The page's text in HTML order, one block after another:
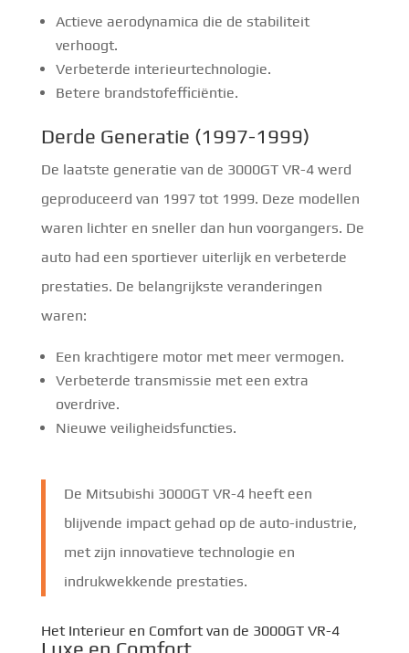
Actieve aerodynamica die de stabiliteit
verhoogt.
Verbeterde interieurtechnologie.
Betere brandstofefficiëntie.
Derde Generatie (1997-1999)
De laatste generatie van de 3000GT VR-4 werd
geproduceerd van 1997 tot 1999. Deze modellen
waren lichter en sneller dan hun voorgangers. De
auto had een sportiever uiterlijk en verbeterde
prestaties. De belangrijkste veranderingen
waren:
Een krachtigere motor met meer vermogen.
Verbeterde transmissie met een extra
overdrive.
Nieuwe veiligheidsfuncties.
De Mitsubishi 3000GT VR-4 heeft een
blijvende impact gehad op de auto-industrie,
met zijn innovatieve technologie en
indrukwekkende prestaties.
Het Interieur en Comfort van de 3000GT VR-4